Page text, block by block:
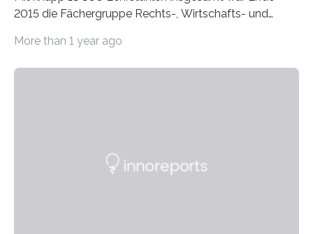
2015 die Fächergruppe Rechts-, Wirtschafts- und
bei…
More than 1 year ago